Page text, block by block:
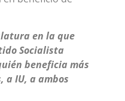
en la que
Socialista
beneficia más
a IU, a ambos